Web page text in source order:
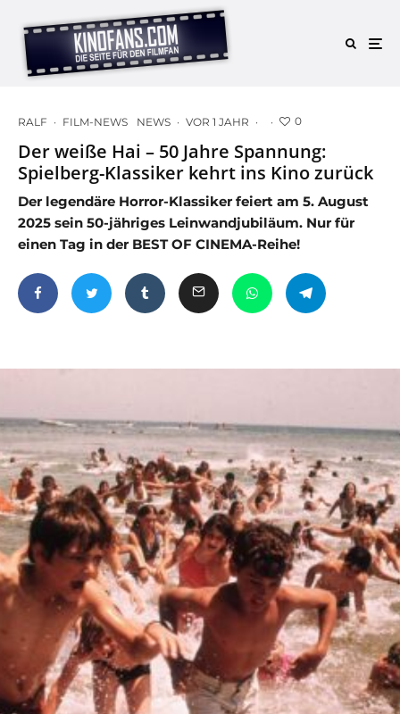
RALF · FILM-NEWS NEWS · VOR 1 JAHR · · 0
Der weiße Hai – 50 Jahre Spannung:
Spielberg-Klassiker kehrt ins Kino zurück
Der legendäre Horror-Klassiker feiert am 5. August
2025 sein 50-jähriges Leinwandjubiläum. Nur für
einen Tag in der BEST OF CINEMA-Reihe!